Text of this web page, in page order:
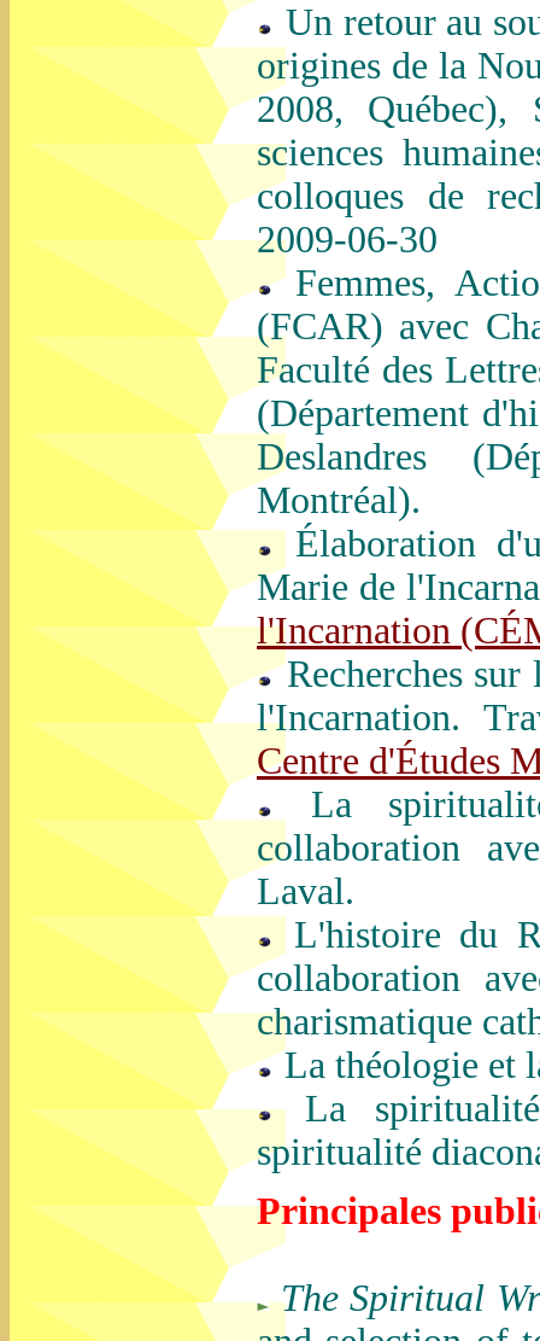
Un retour au
origines de la
2008, Québec),
sciences
colloques de
2009-06-30
Femmes,
(FCAR) avec
Faculté des
(Département
Deslandres
Montréal).
Élaboration
Marie de
l'Incarnation
Recherches sur
l'Incarnation.
Centre d'Études
La
collaboration
Laval.
L'histoire du
collaboration
charismatique
La théologie et
La spiritualité
spiritualité
Principales
The Spiritual